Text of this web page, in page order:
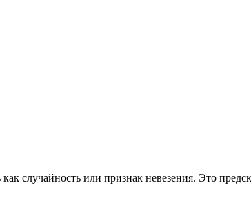
случайность или признак невезения. Это